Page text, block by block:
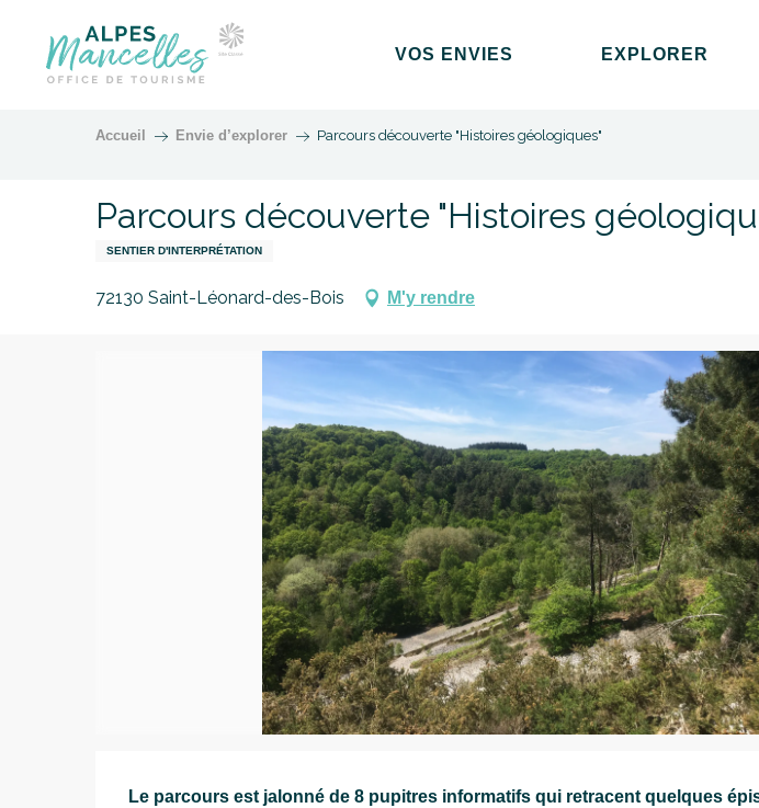
contenu
VOS ENVIES EXPLORER
Accueil Envie d’explorer Parcours découverte "Histoires géologiques"
Parcours découverte "Histoires
SENTIER D'INTERPRÉTATION
72130 Saint-Léonard-des-Bois M'y rendre
Description
Le parcours est jalonné de 8 pupitres informatifs qui retracent quelques